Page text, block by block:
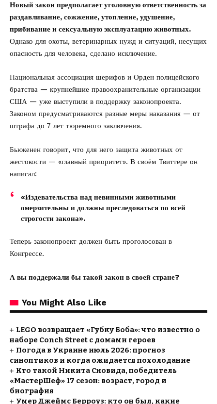
Новый закон предполагает уголовную ответственность за
раздавливание, сожжение, утопление, удушение,
прибивание и сексуальную эксплуатацию животных.
Однако для охоты, ветеринарных нужд и ситуаций, несущих
опасность для человека, сделано исключение.
Национальная ассоциация шерифов и Орден полицейского
братства — крупнейшие правоохранительные организации
США — уже выступили в поддержку законопроекта.
Законом предусматриваются разные меры наказания — от
штрафа до 7 лет тюремного заключения.
Бьюкенен говорит, что для него защита животных от
жестокости — «главный приоритет». В своём Твиттере он
написал:
«Издевательства над невинными животными
омерзительны и должны преследоваться по всей
строгости закона».
Теперь законопроект должен быть проголосован в
Конгрессе.
А вы поддержали бы такой закон в своей стране?
You Might Also Like
LEGO возвращает «Губку Боба»: что известно о
наборе Conch Street с домами героев
Погода в Украине июль 2026: прогноз
синоптиков и когда ожидается похолодание
Кто такой Никита Сновида, победитель
«МастерШеф» 17 сезон: возраст, город и
биография
Умер Джеймс Берроуз: кто он был, какие